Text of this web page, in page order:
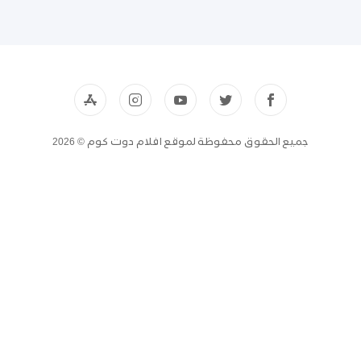
جميع الحقوق محفوظة لموقع افلام دوت كوم © 2026